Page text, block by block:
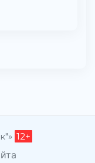
12+